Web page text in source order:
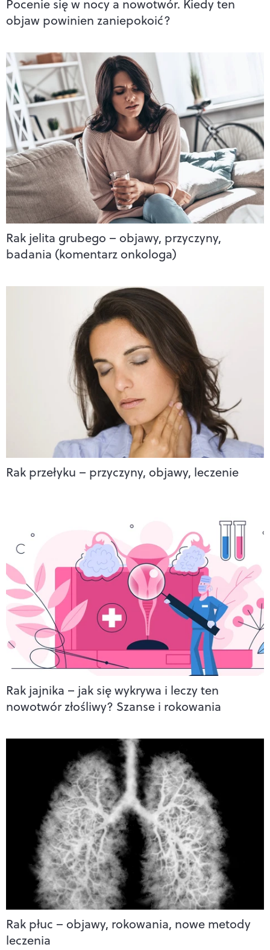
Pocenie się w nocy a nowotwór. Kiedy ten
objaw powinien zaniepokoić?
Rak jelita grubego – objawy, przyczyny,
badania (komentarz onkologa)
Rak przełyku – przyczyny, objawy, leczenie
Rak jajnika – jak się wykrywa i leczy ten
nowotwór złośliwy? Szanse i rokowania
Rak płuc – objawy, rokowania, nowe metody
leczenia